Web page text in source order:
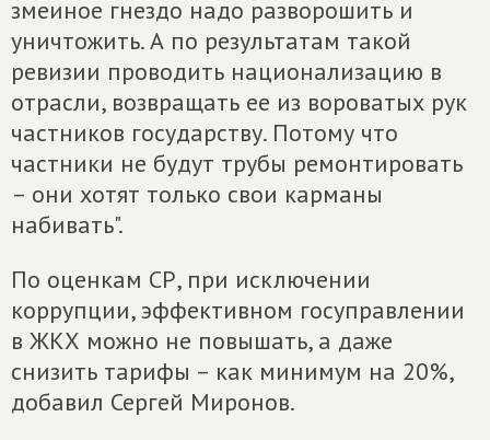
змеиное гнездо надо разворошить и
уничтожить. А по результатам такой
ревизии проводить национализацию в
отрасли, возвращать ее из вороватых рук
частников государству. Потому что
частники не будут трубы ремонтировать
– они хотят только свои карманы
набивать".
По оценкам СР, при исключении
коррупции, эффективном госуправлении
в ЖКХ можно не повышать, а даже
снизить тарифы – как минимум на 20%,
добавил Сергей Миронов.